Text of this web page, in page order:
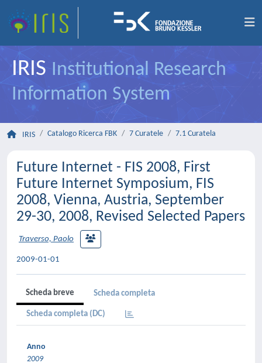
IRIS Institutional Research
Information System
IRIS Catalogo Ricerca FBK 7 Curatele 7.1 Curatela
Future Internet - FIS 2008, First
Future Internet Symposium, FIS
2008, Vienna, Austria, September
29-30, 2008, Revised Selected Papers
Traverso, Paolo
2009-01-01
Scheda breve Scheda completa
Scheda completa (DC)
Anno
2009